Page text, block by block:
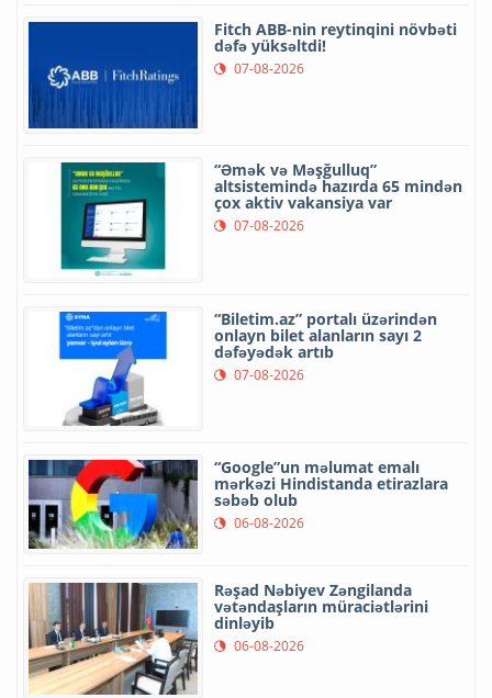
Fitch ABB-nin reytinqini növbəti
dəfə yüksəltdi!
07-08-2026
“Əmək və Məşğulluq”
altsistemində hazırda 65 mindən
çox aktiv vakansiya var
07-08-2026
“Biletim.az” portalı üzərindən
onlayn bilet alanların sayı 2
dəfəyədək artıb
07-08-2026
“Google”un məlumat emalı
mərkəzi Hindistanda etirazlara
səbəb olub
06-08-2026
Rəşad Nəbiyev Zəngilanda
vətəndaşların müraciətlərini
dinləyib
06-08-2026